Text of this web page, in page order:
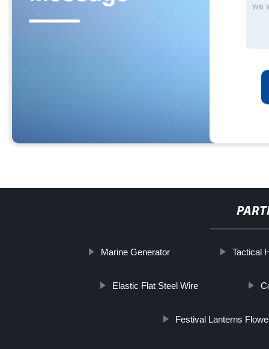
Marine Generator Tactical
Elastic Flat Steel Wire
Festival Lanterns